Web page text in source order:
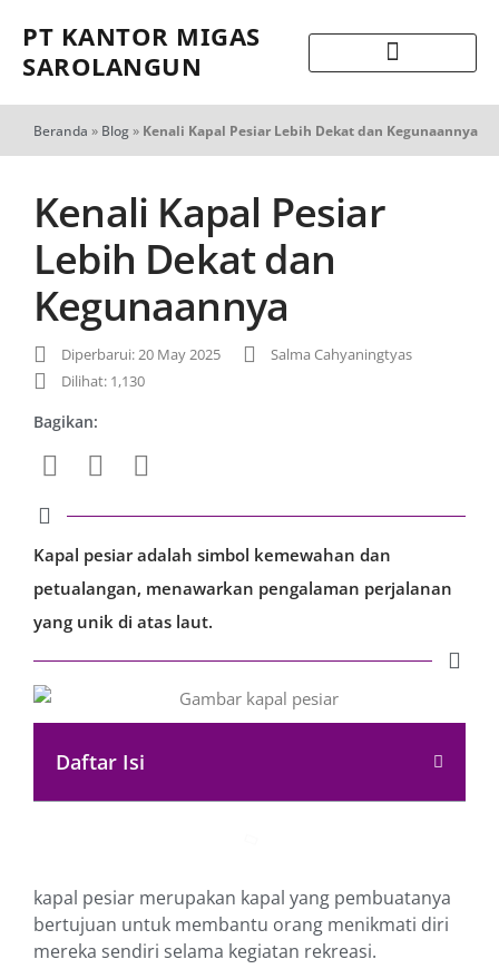
PT KANTOR MIGAS
SAROLANGUN
Beranda » Blog» Kenali Kapal Pesiar Lebih Dekat dan Kegunaannya
Kenali Kapal Pesiar
Lebih Dekat dan
Kegunaannya
Diperbarui: 20 May 2025
Salma Cahyaningtyas
Dilihat: 1,130
Bagikan:
Kapal pesiar adalah simbol kemewahan dan
petualangan, menawarkan pengalaman perjalanan
yang unik di atas laut.
Daftar Isi
kapal pesiar merupakan kapal ya͏ng pembuatanya
bertujuan untuk membantu orang menikmati diri
mereka sendiri selama kegiatan rekreasi.